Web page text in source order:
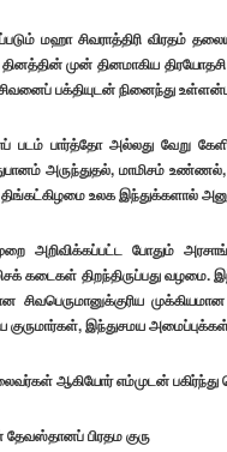
மஹா சிவராத்திரி விரதம்
தினத்தின் முன் தினமாகிய
பக்தியுடன் நினைந்து
படம் பார்த்தோ அல்லது வேறு
அருந்துதல், மாமிசம்
திங்கட்கிழமை உலக இந்துக்களால்
அறிவிக்கப்பட்ட போதும்
கடைகள் திறந்திருப்பது
சிவபெருமானுக்குரிய
குருமார்கள், இந்துசமய
ஆகியோர் எம்முடன்
பிரதம குரு